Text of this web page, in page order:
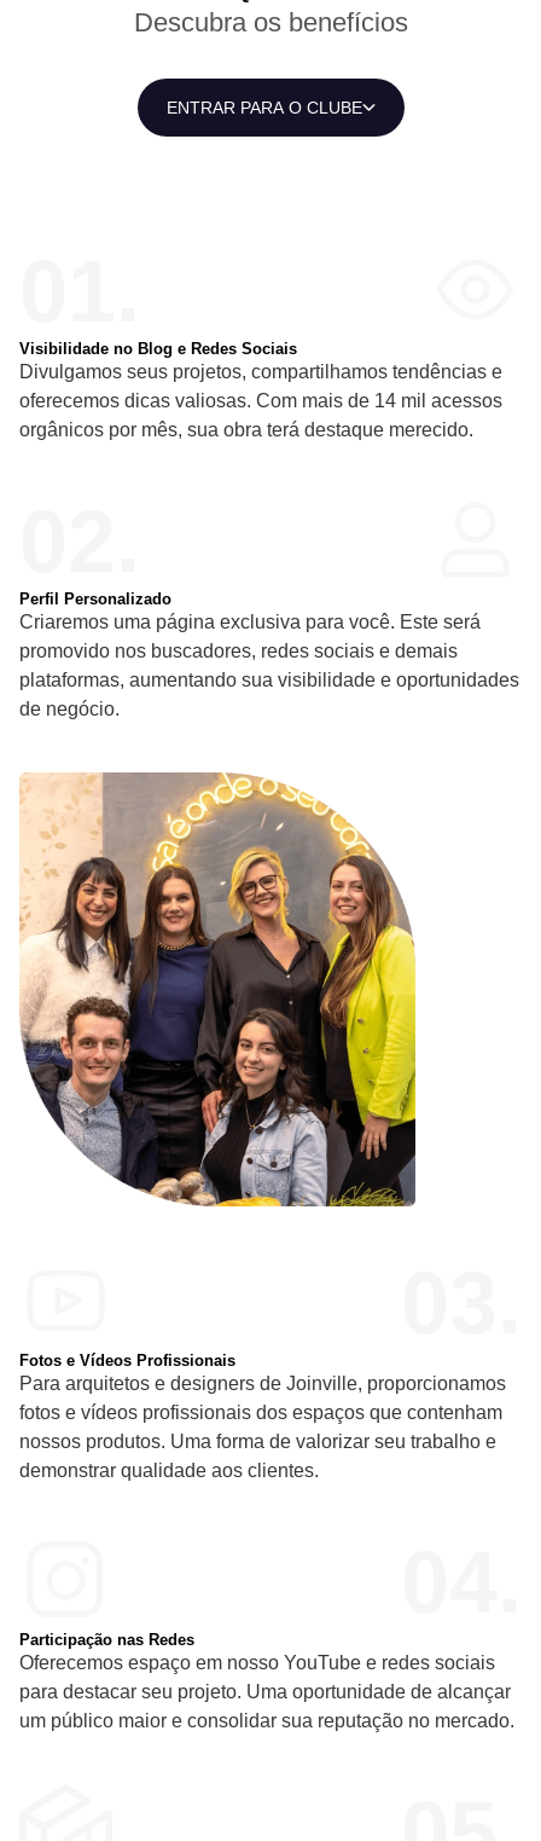
Descubra os benefícios
ENTRAR PARA O CLUBE
Visibilidade no Blog e Redes Sociais
Divulgamos seus projetos, compartilhamos tendências e
oferecemos dicas valiosas. Com mais de 14 mil acessos
orgânicos por mês, sua obra terá destaque merecido.
Perfil Personalizado
Criaremos uma página exclusiva para você. Este será
promovido nos buscadores, redes sociais e demais
plataformas, aumentando sua visibilidade e oportunidades
de negócio.
Fotos e Vídeos Profissionais
Para arquitetos e designers de Joinville, proporcionamos
fotos e vídeos profissionais dos espaços que contenham
nossos produtos. Uma forma de valorizar seu trabalho e
demonstrar qualidade aos clientes.
Participação nas Redes
Oferecemos espaço em nosso YouTube e redes sociais
para destacar seu projeto. Uma oportunidade de alcançar
um público maior e consolidar sua reputação no mercado.